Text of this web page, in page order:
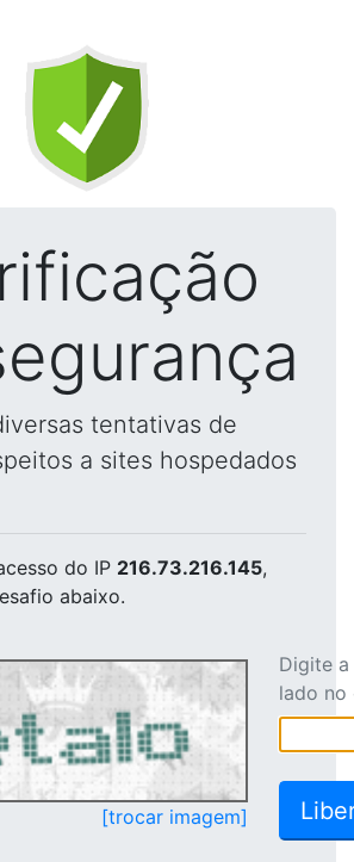
tentativas de
a sites hospedados
do IP 216.73.216.145,
abaixo.
[trocar imagem]
Digite
lado no